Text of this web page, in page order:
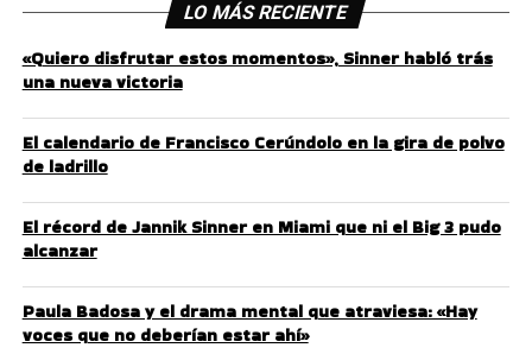
LO MÁS RECIENTE
«Quiero disfrutar estos momentos», Sinner habló trás
una nueva victoria
El calendario de Francisco Cerúndolo en la gira de polvo
de ladrillo
El récord de Jannik Sinner en Miami que ni el Big 3 pudo
alcanzar
Paula Badosa y el drama mental que atraviesa: «Hay
voces que no deberían estar ahí»